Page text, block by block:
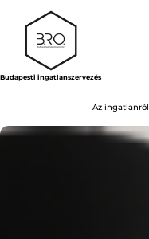
Budapesti ingatlanszervezés
Az ingatlanról